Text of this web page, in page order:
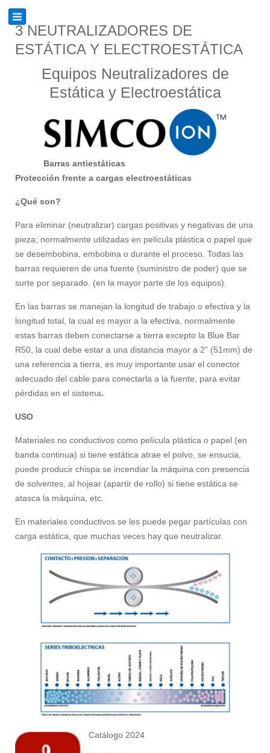
3 NEUTRALIZADORES DE
ESTÁTICA Y ELECTROESTÁTICA
Equipos Neutralizadores de
Estática y Electroestática
Barras antiestáticas
Protección frente a cargas electroestáticas
¿Qué son?
Para eliminar (neutralizar) cargas positivas y negativas de una
pieza; normalmente utilizadas en película plástica o papel que
se desembobina, embobina o durante el proceso. Todas las
barras requieren de una fuente (suministro de poder) que se
surte por separado. (en la mayor parte de los equipos).
En las barras se manejan la longitud de trabajo o efectiva y la
longitud total, la cual es mayor a la efectiva, normalmente
estas barras deben conectarse a tierra excepto la Blue Bar
R50, la cual debe estar a una distancia mayor a 2” (51mm) de
una referencia a tierra, es muy importante usar el conector
adecuado del cable para conectarla a la fuente, para evitar
pérdidas en el sistema.
USO
Materiales no conductivos como película plástica o papel (en
banda continua) si tiene estática atrae el polvo, se ensucia,
puede producir chispa se incendiar la máquina con presencia
de solventes, al hojear (apartir de rollo) si tiene estática se
atasca la máquina, etc.
En materiales conductivos se les puede pegar partículas con
carga estática, que muchas veces hay que neutralizar.
Catálogo 2024